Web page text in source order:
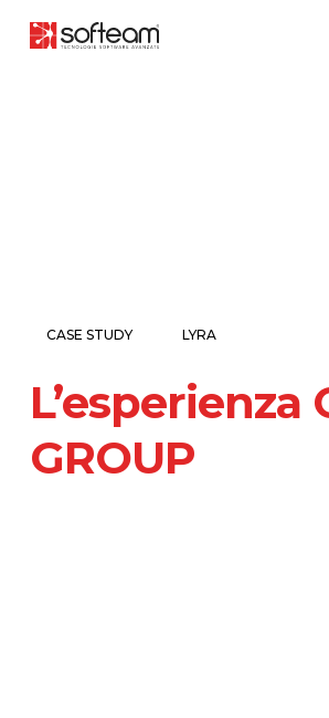
main
CASE STUDY LYRA
L’esperienza
GROUP